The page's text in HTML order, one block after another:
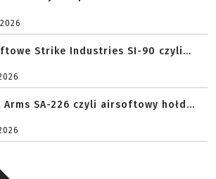
Strike Industries SI-90 czyli...
Arms SA-226 czyli airsoftowy hołd...